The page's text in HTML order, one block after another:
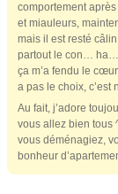
comportement
et miauleurs,
mais il est resté
partout le con… ha…
ça m’a fendu le
a pas le choix,
Au fait, j’adore
vous allez bien tous
vous déménagiez,
bonheur